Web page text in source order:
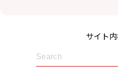
サイト